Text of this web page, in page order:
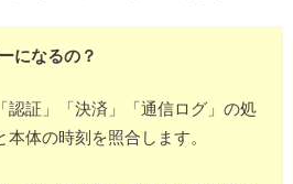
になるの？
認証」「決済」「通信ログ」の処
体の時刻を照合します。